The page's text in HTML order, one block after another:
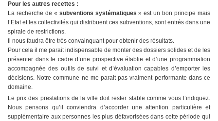
Pour les autres recettes :
La recherche de « subventions systématiques » est un bon principe mais
l’Etat et les collectivités qui distribuent ces subventions, sont entrés dans une
spirale de restrictions.
Il nous faudra être très convainquant pour obtenir des résultats.
Pour cela il me parait indispensable de monter des dossiers solides et de les
présenter dans le cadre d’une prospective établie et d’une programmation
accompagnée des outils de suivi et d’évaluation capables d’emporter les
décisions. Notre commune ne me parait pas vraiment performante dans ce
domaine.
Le prix des prestations de la ville doit rester stable comme vous l’indiquez.
Nous pensons qu’il conviendra d’accorder une attention particulière et
supplémentaire aux personnes les plus défavorisées dans cette période qui